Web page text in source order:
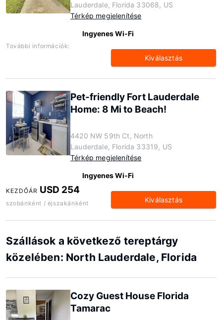
Lauderdale, Florida 33068, US
Térkép megjelenítése
Ingyenes Wi-Fi
További információk:
Kiválasztás
Pet-friendly Fort Lauderdale
Home: 8 Mi to Beach!
4420 NW 59th Ct, North
Lauderdale, Florida 33319, US
Térkép megjelenítése
Ingyenes Wi-Fi
KEZDŐÁR USD 254
szobánként / éjszakánként Kiválasztás
Szállások a következő tereptárgy
közelében: North Lauderdale, Florida
Cozy Guest House Florida
Tamarac